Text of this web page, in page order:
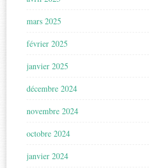
mars 2025
février 2025
janvier 2025
décembre 2024
novembre 2024
octobre 2024
janvier 2024